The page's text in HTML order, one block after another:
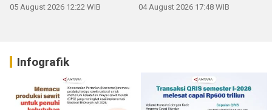
05 August 2026 12:22 WIB 04 August 2026 17:48 WIB
Infografik